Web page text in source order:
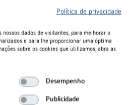
Política de privacidade
nossos dados de visitantes, para melhorar o
e para lhe proporcionar uma óptima
sobre os cookies que utilizamos, abra as
Desempenho
Publicidade